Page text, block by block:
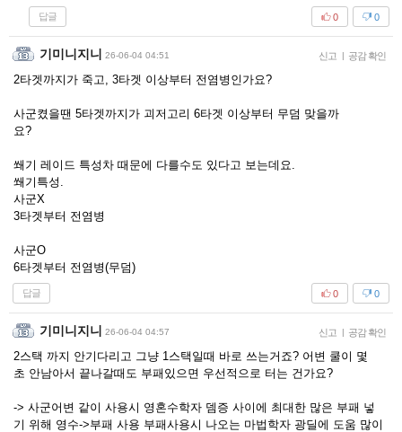
답글 0
0
기미니지니 26-06-04 04:51 신고 | 공감 확인
2타겟까지가 죽고, 3타겟 이상부터 전염병인가요?
사군켰을땐 5타겟까지가 괴저고리 6타겟 이상부터 무덤 맞을까
요?
쐐기 레이드 특성차 때문에 다를수도 있다고 보는데요.
쐐기특성.
사군X
3타겟부터 전염병
사군O
6타겟부터 전염병(무덤)
답글 0
0
기미니지니 26-06-04 04:57 신고 | 공감 확인
2스택 까지 안기다리고 그냥 1스택일때 바로 쓰는거죠? 어변 쿨이 몇
초 안남아서 끝나갈때도 부패있으면 우선적으로 터는 건가요?
-> 사군어변 같이 사용시 영혼수학자 뎀증 사이에 최대한 많은 부패 넣
기 위해 영수->부패 사용 부패사용시 나오는 마법학자 광딜에 도움 많이